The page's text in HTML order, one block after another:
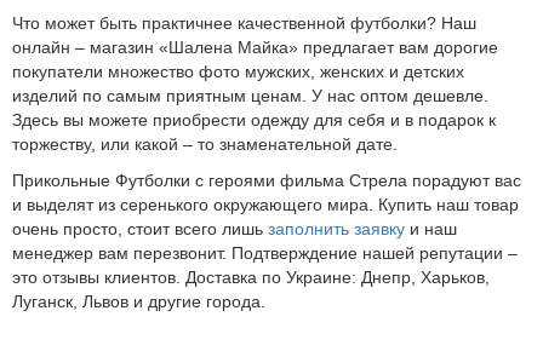
Что может быть практичнее качественной футболки? Наш
онлайн – магазин «Шалена Майка» предлагает вам дорогие
покупатели множество фото мужских, женских и детских
изделий по самым приятным ценам. У нас оптом дешевле.
Здесь вы можете приобрести одежду для себя и в подарок к
торжеству, или какой – то знаменательной дате.
Прикольные Футболки с героями фильма Стрела порадуют вас
и выделят из серенького окружающего мира. Купить наш товар
очень просто, стоит всего лишь заполнить заявку и наш
менеджер вам перезвонит. Подтверждение нашей репутации –
это отзывы клиентов. Доставка по Украине: Днепр, Харьков,
Луганск, Львов и другие города.